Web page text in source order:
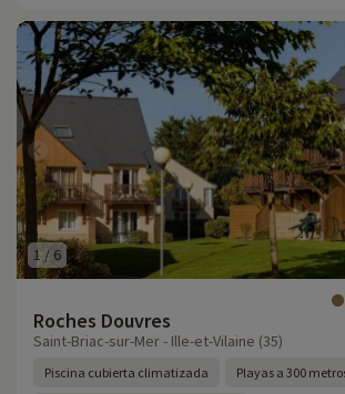
1/ 6
Roches Douvres
Saint-Briac-sur-Mer - Ille-et-Vilaine (35)
Piscina cubierta climatizada Playas a 300